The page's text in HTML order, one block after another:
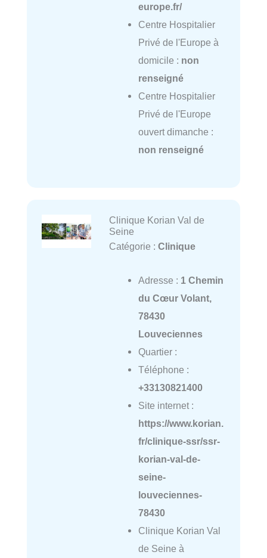
europe.fr/
Centre Hospitalier
Privé de l'Europe à
domicile : non
renseigné
Centre Hospitalier
Privé de l'Europe
ouvert dimanche :
non renseigné
Clinique Korian Val de
Seine
Catégorie : Clinique
Adresse : 1 Chemin
du Cœur Volant,
78430
Louveciennes
Quartier :
Téléphone :
+33130821400
Site internet :
https://www.korian.
fr/clinique-ssr/ssr-
korian-val-de-
seine-
louveciennes-
78430
Clinique Korian Val
de Seine à